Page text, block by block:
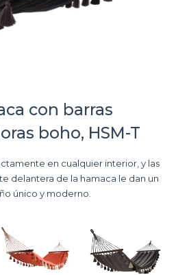
con barras
boho, HSM-T
en cualquier interior, y las
delantera de la hamaca le dan un
único y moderno.